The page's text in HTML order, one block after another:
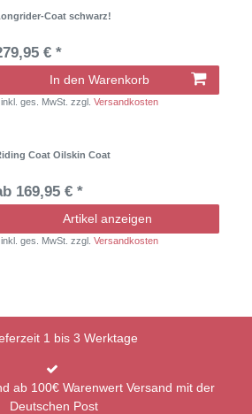
Coat schwarz!
€ *
In den Warenkorb
inkl. ges. MwSt. zzgl.Versandkosten
Coat Oilskin Coat
169,95 € *
Artikel anzeigen
inkl. ges. MwSt. zzgl.Versandkosten
1 bis 3 Werktage
ab 100€ Warenwert Versand mit der
Deutschen Post